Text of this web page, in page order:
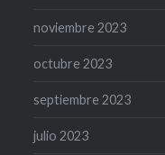
noviembre 2023
octubre 2023
septiembre 2023
julio 2023